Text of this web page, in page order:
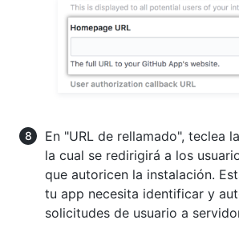
En "URL de rellamado", teclea
la cual se redirigirá a los
que autoricen la instalación.
tu app necesita identificar y
solicitudes de usuario a